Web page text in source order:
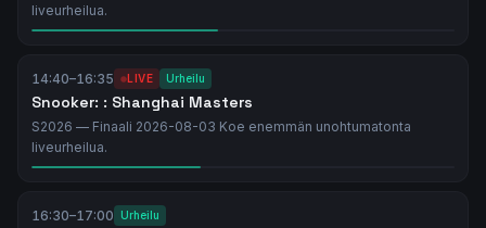
liveurheilua.
14:40–16:35 LIVE Urheilu
Snooker: : Shanghai Masters
S2026 — Finaali 2026-08-03 Koe enemmän unohtumatonta
liveurheilua.
16:30–17:00 Urheilu